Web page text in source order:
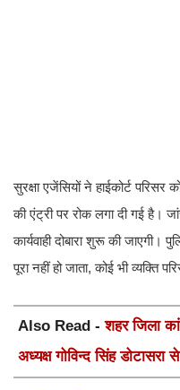
सुरक्षा एजेंसियों ने हाईकोर्ट
की एंट्री पर रोक लगा दी गई है।
कार्यवाही दोबारा शुरू की
पूरा नहीं हो जाता, कोई भी व्यक्ति
Also Read -शहर जिला
अध्यक्ष गोविन्द सिंह डोटासरा